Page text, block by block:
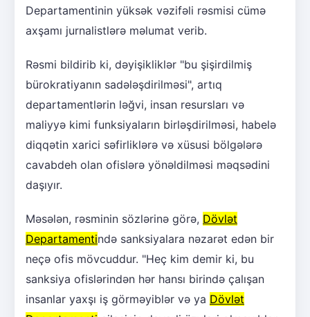
Departamentinin yüksək vəzifəli rəsmisi cümə
axşamı jurnalistlərə məlumat verib.
Rəsmi bildirib ki, dəyişikliklər "bu şişirdilmiş
bürokratiyanın sadələşdirilməsi", artıq
departamentlərin ləğvi, insan resursları və
maliyyə kimi funksiyaların birləşdirilməsi, habelə
diqqətin xarici səfirliklərə və xüsusi bölgələrə
cavabdeh olan ofislərə yönəldilməsi məqsədini
daşıyır.
Məsələn, rəsminin sözlərinə görə, Dövlət
Departamentində sanksiyalara nəzarət edən bir
neçə ofis mövcuddur. "Heç kim demir ki, bu
sanksiya ofislərindən hər hansı birində çalışan
insanlar yaxşı iş görməyiblər və ya Dövlət